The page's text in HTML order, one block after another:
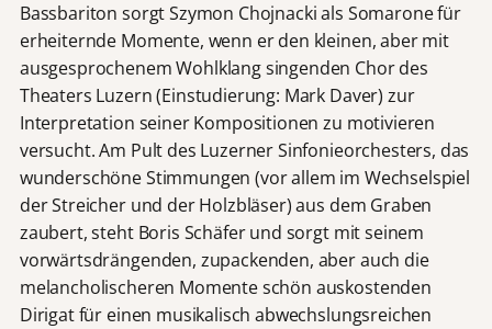
Bassbariton sorgt Szymon Chojnacki als Somarone für
erheiternde Momente, wenn er den kleinen, aber mit
ausgesprochenem Wohlklang singenden Chor des
Theaters Luzern (Einstudierung: Mark Daver) zur
Interpretation seiner Kompositionen zu motivieren
versucht. Am Pult des Luzerner Sinfonieorchesters, das
wunderschöne Stimmungen (vor allem im Wechselspiel
der Streicher und der Holzbläser) aus dem Graben
zaubert, steht Boris Schäfer und sorgt mit seinem
vorwärtsdrängenden, zupackenden, aber auch die
melancholischeren Momente schön auskostenden
Dirigat für einen musikalisch abwechslungsreichen